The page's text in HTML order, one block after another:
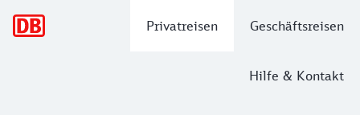
Privatreisen Geschäftsreisen
Hilfe & Kontakt